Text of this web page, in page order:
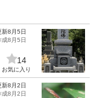
新8月5日
成8月5日
14
お気に入り
新8月2日
成8月2日